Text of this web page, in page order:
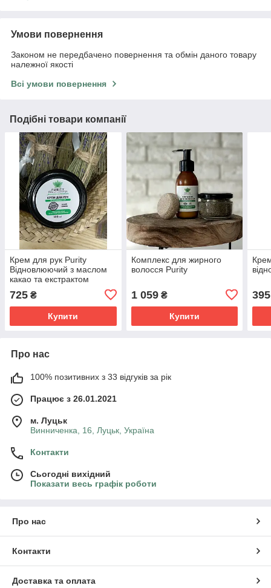
Умови повернення
Законом не передбачено повернення та обмін даного товару
належної якості
Всі умови повернення
Подібні товари компанії
Крем для рук Purity
Відновлюючий з маслом
какао та екстрактом
725 ₴
Купити
Комплекс для жирного
волосся Purity
1 059₴
Купити
395
Про нас
100% позитивних з 33 відгуків за рік
Працює з 26.01.2021
м. Луцьк
Винниченка, 16, Луцьк, Україна
Контакти
Сьогодні вихідний
Показати весь графік роботи
Про нас
Контакти
Доставка та оплата